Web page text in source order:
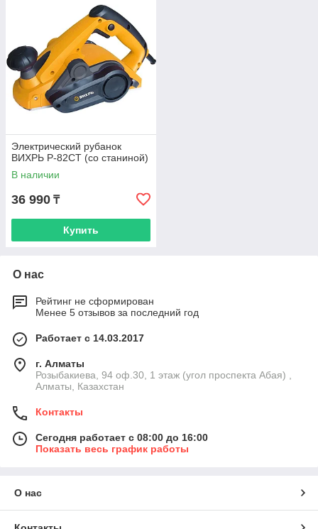
Электрический рубанок
ВИХРЬ Р-82СТ (со станиной)
В наличии
36 990 ₸
Купить
О нас
Рейтинг не сформирован
Менее 5 отзывов за последний год
Работает с 14.03.2017
г. Алматы
Розыбакиева, 94 оф.30, 1 этаж (угол проспекта Абая) ,
Алматы, Казахстан
Контакты
Сегодня работает с 08:00 до 16:00
Показать весь график работы
О нас